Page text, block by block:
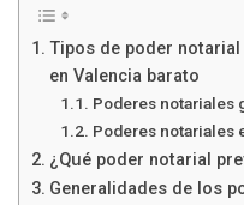
Tipos de poder
en Valencia barato
Poderes notariales
Poderes notariales
¿Qué poder notarial
Generalidades de los